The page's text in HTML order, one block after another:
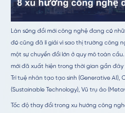
Làn sóng đổi mới công nghệ đang có
đó cũng đã lí giải vì sao thị trường công
một sự chuyển đổi lớn ở quy mô toàn
mới đã xuất hiện trong thời gian gần đây
Trí tuệ nhân tạo tạo sinh (Generative AI),
(Sustainable Technology), Vũ trụ ảo
Tốc độ thay đổi trong xu hướng công